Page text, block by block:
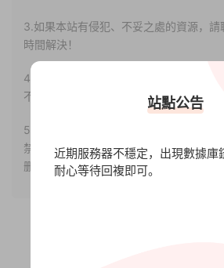
3.如果本站有侵犯、不妥之處的資源，
時間解決！
4.本站部分内容均由互聯網收集整理，僅
不存在任何商業目的與商業用途。
5.本站提供的所有資源僅供參考學習使用
禁止下載本站資源參與任何商業和非法
删除!
站點公告
近期服務器不穩定，出現數據庫
耐心等待回複即可。